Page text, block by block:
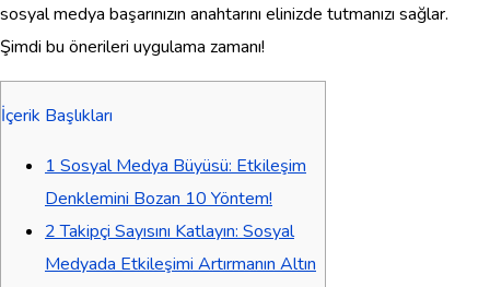
sosyal medya başarınızın anahtarını elinizde tutmanızı sağlar.
Şimdi bu önerileri uygulama zamanı!
İçerik Başlıkları
1 Sosyal Medya Büyüsü: Etkileşim
Denklemini Bozan 10 Yöntem!
2Takipçi Sayısını Katlayın: Sosyal
Medyada Etkileşimi Artırmanın Altın